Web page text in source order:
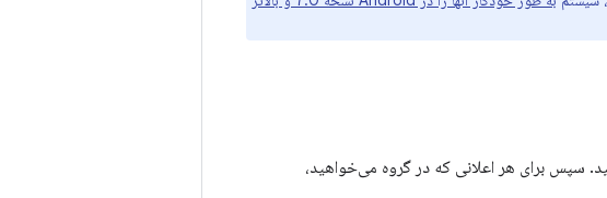
سپس برای هر اعلانی که در گروه می‌خواهید،